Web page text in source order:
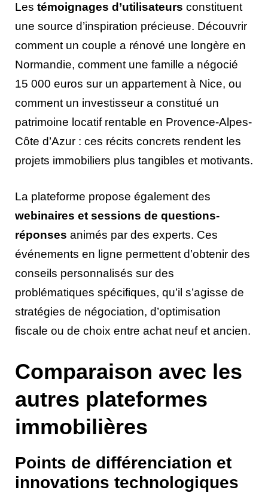
Les témoignages d’utilisateurs constituent
une source d’inspiration précieuse. Découvrir
comment un couple a rénové une longère en
Normandie, comment une famille a négocié
15 000 euros sur un appartement à Nice, ou
comment un investisseur a constitué un
patrimoine locatif rentable en Provence-Alpes-
Côte d’Azur : ces récits concrets rendent les
projets immobiliers plus tangibles et motivants.
La plateforme propose également des
webinaires et sessions de questions-
réponses animés par des experts. Ces
événements en ligne permettent d’obtenir des
conseils personnalisés sur des
problématiques spécifiques, qu’il s’agisse de
stratégies de négociation, d’optimisation
fiscale ou de choix entre achat neuf et ancien.
Comparaison avec les
autres plateformes
immobilières
Points de différenciation et
innovations technologiques